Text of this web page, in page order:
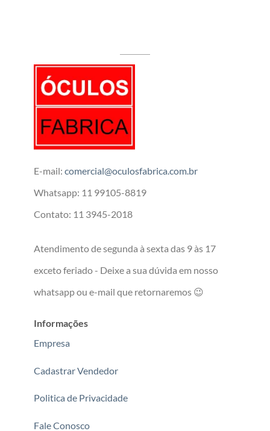
E-mail: comercial@oculosfabrica.com.br
Whatsapp: 11 99105-8819
Contato: 11 3945-2018
Atendimento de segunda à sexta das 9 às 17
exceto feriado - Deixe a sua dúvida em nosso
whatsapp ou e-mail que retornaremos 😉
Informações
Empresa
Cadastrar Vendedor
Politica de Privacidade
Fale Conosco